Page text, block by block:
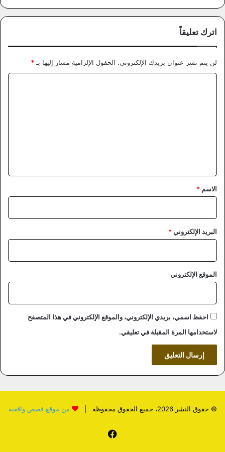
اترك تعليقاً
لن يتم نشر عنوان بريدك الإلكتروني. الحقول الإلزامية مشار إليها بـ *
*
الاسم *
البريد الإلكتروني*
الموقع الإلكتروني
احفظ اسمي، بريدي الإلكتروني، والموقع الإلكتروني في هذا المتصفح
لاستخدامها المرة المقبلة في تعليقي.
© حقوق النشر 2026، جميع الحقوق محفوظة | من موقع قصص واقعية